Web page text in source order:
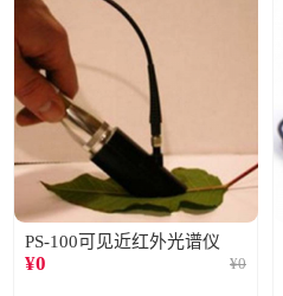
PS-100可见近红外光谱仪
¥0 ¥0